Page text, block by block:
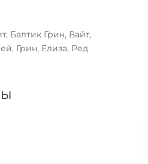
Балтик Грин, Вайт,
Грин, Елиза, Ред